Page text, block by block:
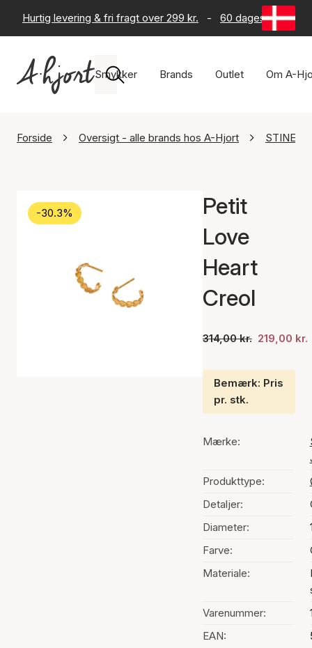
Hurtig levering & fri fragt over 299 kr. - 60 dages returret
Smykker Brands Outlet Om A-
Forside Oversigt - alle brands hos A-Hjort STINE A
-30.3%
Petit
Love
Heart
Creol
314,00 kr. 219,00 kr.
Bemærk: Pris
pr. stk.
Mærke:
Produkttype:
Detaljer:
Diameter:
Farve:
Materiale:
Varenummer:
EAN: